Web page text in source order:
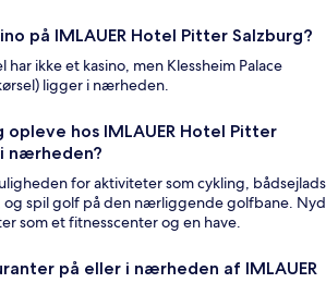
på IMLAUER Hotel Pitter Salzburg?
ikke et kasino, men Klessheim Palace
ligger i nærheden.
opleve hos IMLAUER Hotel Pitter
nærheden?
for aktiviteter som cykling, bådsejlads
og spil golf på den nærliggende golfbane. Nyd
som et fitnesscenter og en have.
på eller i nærheden af IMLAUER